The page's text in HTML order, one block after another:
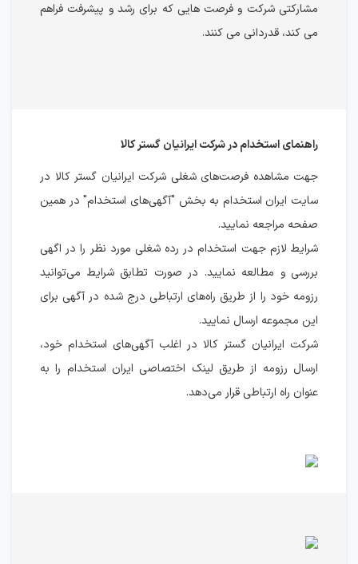
مشارکتی شرکت و فرصت هایی که برای رشد و پیشرفت فراهم
می کند، قدردانی می کنند.
راهنمای استخدام در شرکت ایرانیان گستر کالا
جهت مشاهده فرصت‌های شغلی شرکت ایرانیان گستر کالا در
سایت ایران استخدام به بخش "آگهی‌های استخدام" در همین
صفحه مراجعه نمایید.
شرایط لازم جهت استخدام در رده شغلی مورد نظر را در اگهی
بررسی و مطالعه نمایید. در صورت تطابق شرایط می‌توانید
رزومه خود را از طریق راه‌های ارتباطی درج شده در آگهی برای
این مجموعه ارسال نمایید.
شرکت ایرانیان گستر کالا در اغلب آگهی‌های استخدام خود،
ارسال رزومه از طریق لینک اختصاصی ایران استخدام را به
عنوان راه ارتباطی قرار می‌دهد.